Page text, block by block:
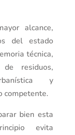
alcance,
del estado
técnica,
residuos,
y
competente.
bien esta
evita